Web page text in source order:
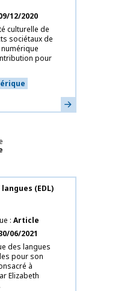
12/2020
culturelle de
sociétaux de
pour
En savoir plus
(EDL)
Article
06/2021
des langues
pour son
à
Elizabeth